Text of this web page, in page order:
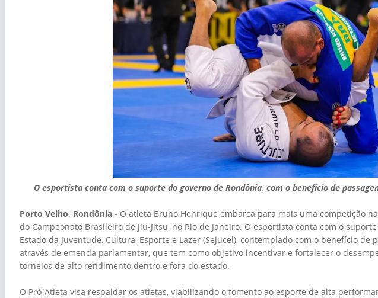
O esportista conta com o suporte do governo de Rondônia, com o benefício de
Porto Velho, Rondônia - O atleta Bruno Henrique embarca para mais uma competição
do Campeonato Brasileiro de Jiu-Jitsu, no Rio de Janeiro. O esportista conta com o
Estado da Juventude, Cultura, Esporte e Lazer (Sejucel), contemplado com o benefício
através de emenda parlamentar, que tem como objetivo incentivar e fortalecer o
torneios de alto rendimento dentro e fora do estado.
O Pró-Atleta visa respaldar os atletas, viabilizando o fomento ao esporte de alta